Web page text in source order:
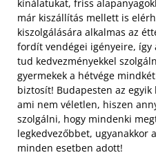
kínálatukat, friss
már kiszállítás mellett is
kiszolgálására alkalmas az
fordít vendégei igényeire, így
tud kedvezményekkel
gyermekek a hétvége
biztosít! Budapesten az
ami nem véletlen, hiszen
szolgálni, hogy mindenki
legkedvezőbbet, ugyanakkor
minden esetben adott!